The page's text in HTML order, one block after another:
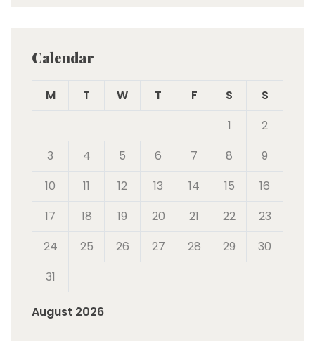
Calendar
August 2026
M T W T F S
S
1
2
3
4 5 6 7 8
9
10
11 12 13 14 15
16
17
18 19 20 21 22
23
24
25 26 27 28 29
30
31